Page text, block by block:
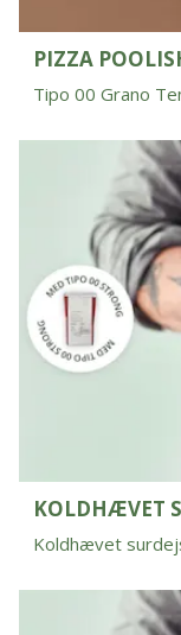
PIZZA
Tipo 00 Grano
KOLDHÆVET
Koldhævet